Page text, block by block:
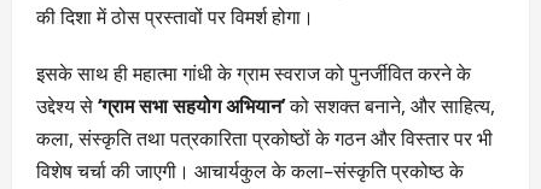
की दिशा में ठोस प्रस्तावों पर विमर्श होगा।
इसके साथ ही महात्मा गांधी के ग्राम स्वराज को पुनर्जीवित करने के
उद्देश्य से‘ग्राम सभा सहयोग अभियान’को सशक्त बनाने, और साहित्य,
कला, संस्कृति तथा पत्रकारिता प्रकोष्ठों के गठन और विस्तार पर भी
विशेष चर्चा की जाएगी। आचार्यकुल के कला–संस्कृति प्रकोष्ठ के